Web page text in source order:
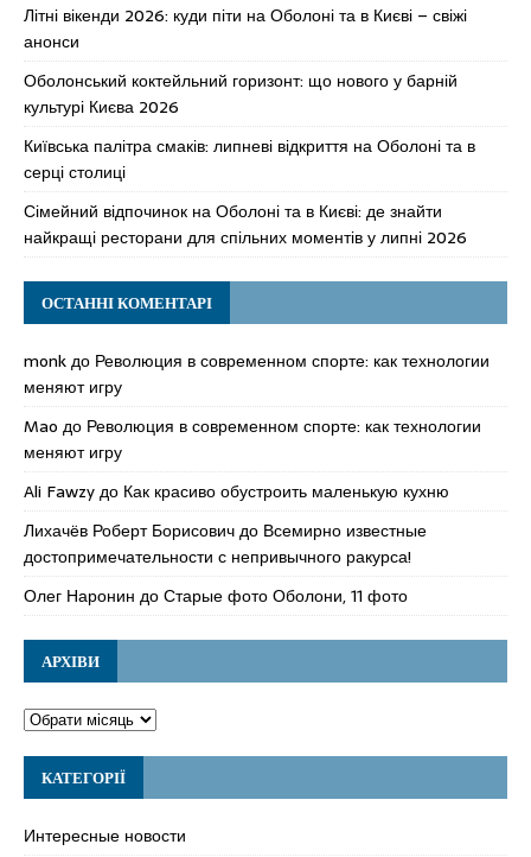
Літні вікенди 2026: куди піти на Оболоні та в Києві – свіжі
анонси
Оболонський коктейльний горизонт: що нового у барній
культурі Києва 2026
Київська палітра смаків: липневі відкриття на Оболоні та в
серці столиці
Сімейний відпочинок на Оболоні та в Києві: де знайти
найкращі ресторани для спільних моментів у липні 2026
ОСТАННІ КОМЕНТАРІ
monkдо Революция в современном спорте: как технологии
меняют игру
Mao до Революция в современном спорте: как технологии
меняют игру
Ali Fawzyдо Как красиво обустроить маленькую кухню
Лихачёв Роберт Борисовичдо Всемирно известные
достопримечательности с непривычного ракурса!
Олег Наронин доСтарые фото Оболони, 11 фото
АРХІВИ
КАТЕГОРІЇ
Интересные новости